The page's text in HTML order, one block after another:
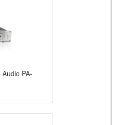
PA-